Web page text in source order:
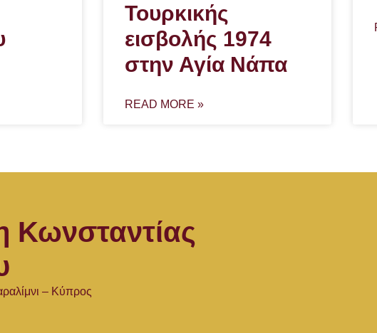
Τουρκικής
εισβολής 1974
στην Αγία Νάπα
READ MORE »
Κωνσταντίας
– Κύπρος